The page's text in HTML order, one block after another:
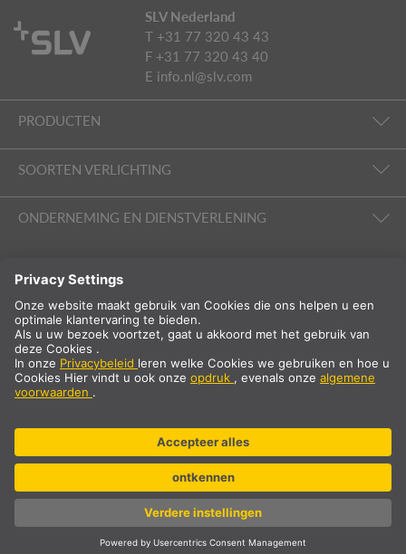
SLV Nederland
T +31 77 320 43 43
F +31 77 320 43 40
E info.nl@slv.com
PRODUCTEN
SOORTEN VERLICHTING
ONDERNEMING EN DIENSTVERLENING
Landselectie
zakelijke/geregistreerde klanten.